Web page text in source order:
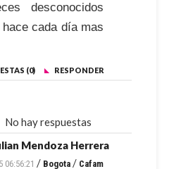
desconocidos
cada día mas
(0) RESPONDER
No hay respuestas
Mendoza Herrera
06:56:21 / Bogota/ Cafam